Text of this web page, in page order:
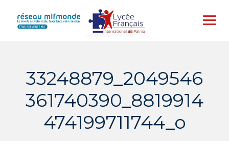
content
33248879_2049546
361740390_8819914
474199711744_o